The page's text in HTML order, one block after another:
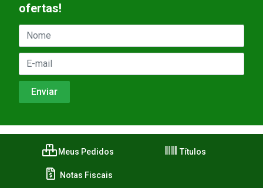
ofertas!
Meus Pedidos Títulos
Notas Fiscais